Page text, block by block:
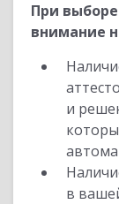
При
внимание
и
в